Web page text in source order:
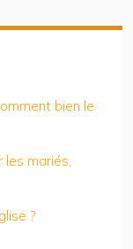
bien le
les mariés,
?